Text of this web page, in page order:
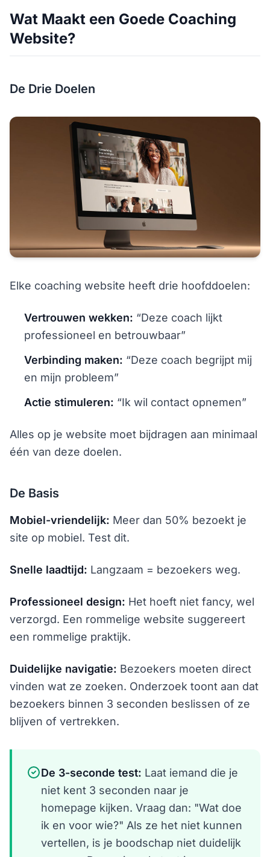
Wat Maakt een Goede Coaching
Website?
De Drie Doelen
Elke coaching website heeft drie hoofddoelen:
Vertrouwen wekken: “Deze coach lijkt
professioneel en betrouwbaar”
Verbinding maken: “Deze coach begrijpt mij
en mijn probleem”
Actie stimuleren: “Ik wil contact opnemen”
Alles op je website moet bijdragen aan minimaal
één van deze doelen.
De Basis
Mobiel-vriendelijk: Meer dan 50% bezoekt je
site op mobiel. Test dit.
Snelle laadtijd: Langzaam = bezoekers weg.
Professioneel design: Het hoeft niet fancy, wel
verzorgd. Een rommelige website suggereert
een rommelige praktijk.
Duidelijke navigatie: Bezoekers moeten direct
vinden wat ze zoeken. Onderzoek toont aan dat
bezoekers binnen 3 seconden beslissen of ze
blijven of vertrekken.
De 3-seconde test: Laat iemand die je
niet kent 3 seconden naar je
homepage kijken. Vraag dan: "Wat doe
ik en voor wie?" Als ze het niet kunnen
vertellen, is je boodschap niet duidelijk